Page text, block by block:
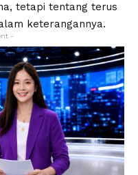
tetapi tentang terus
keterangannya.
-